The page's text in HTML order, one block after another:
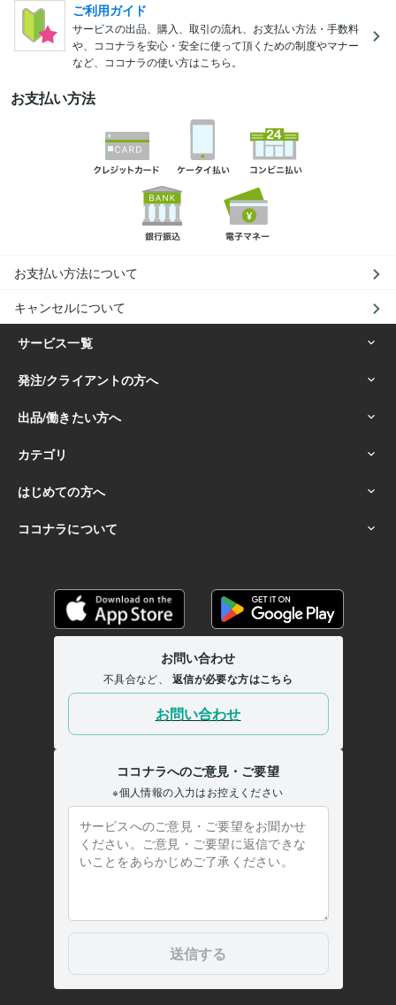
ご利用ガイド
サービスの出品、購入、取引の流れ、お支払い方法・手数料
や、ココナラを安心・安全に使って頂くための制度やマナー
など、ココナラの使い方はこちら。
お支払い方法
お支払い方法について
キャンセルについて